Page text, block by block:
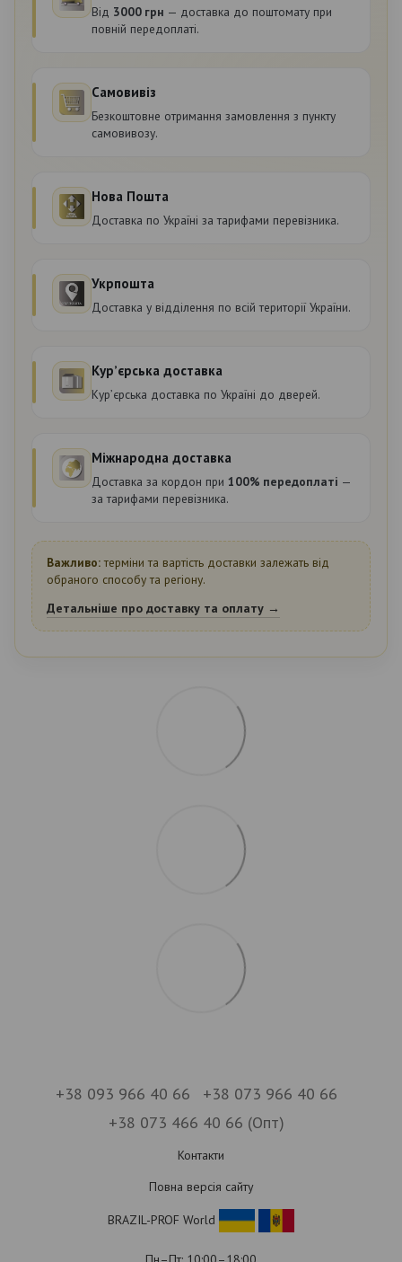
Від 3000 грн — доставка до поштомату при
повній передоплаті.
Самовивіз
Безкоштовне отримання замовлення з пункту
самовивозу.
Нова Пошта
Доставка по Україні за тарифами перевізника.
Укрпошта
Доставка у відділення по всій території України.
Курʼєрська доставка
Курʼєрська доставка по Україні до дверей.
Міжнародна доставка
Доставка за кордон при 100% передоплаті —
за тарифами перевізника.
Важливо:терміни та вартість доставки залежать від
обраного способу та регіону.
Детальніше про доставку та оплату →
+38 093 966 40 66
+38 073 966 40 66
+38 073 466 40 66 (Опт)
Контакти
Повна версія сайту
BRAZIL-PROF World